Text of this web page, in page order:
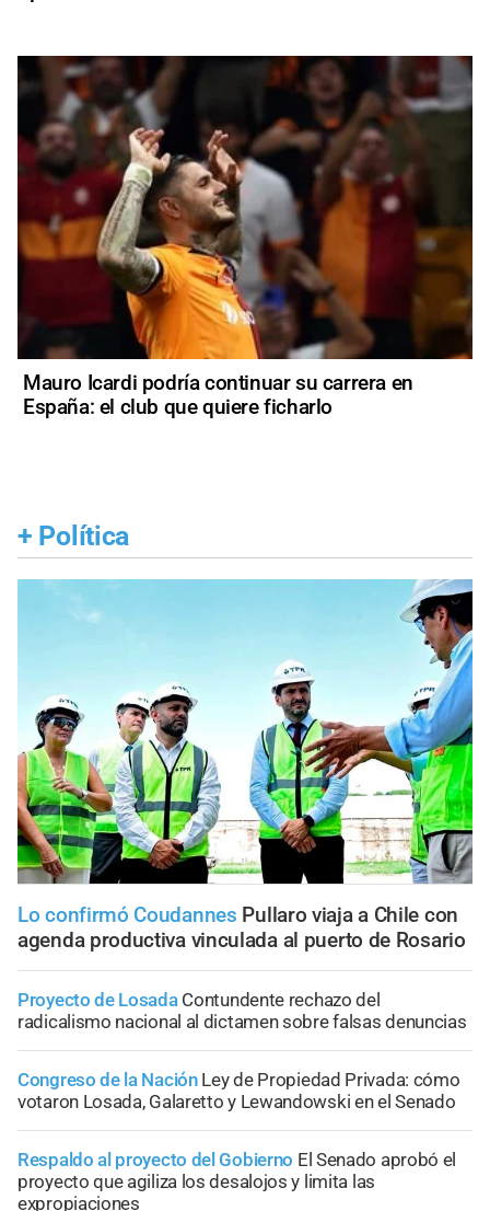
Mauro Icardi podría continuar su carrera en
España: el club que quiere ficharlo
+ Política
Lo confirmó Coudannes Pullaro viaja a Chile con
agenda productiva vinculada al puerto de Rosario
Proyecto de Losada Contundente rechazo del
radicalismo nacional al dictamen sobre falsas denuncias
Congreso de la Nación Ley de Propiedad Privada: cómo
votaron Losada, Galaretto y Lewandowski en el Senado
Respaldo al proyecto del Gobierno El Senado aprobó el
proyecto que agiliza los desalojos y limita las
expropiaciones